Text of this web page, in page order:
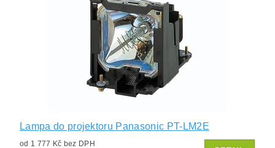
Lampa do projektoru Panasonic PT-LM2E
od 1 777 Kč bez DPH